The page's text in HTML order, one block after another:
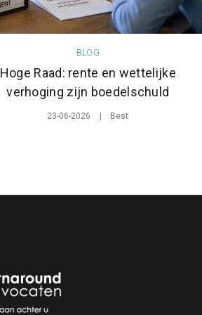
BLOG
Hoge Raad: rente en wettelijke
verhoging zijn boedelschuld
23-06-2026 Best